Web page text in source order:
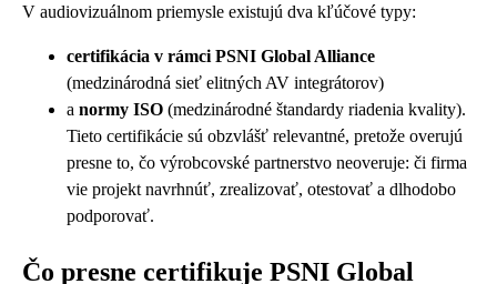
V audiovizuálnom priemysle existujú dva kľúčové typy:
certifikácia v rámci PSNI Global Alliance
(medzinárodná sieť elitných AV integrátorov)
a normy ISO (medzinárodné štandardy riadenia kvality).
Tieto certifikácie sú obzvlášť relevantné, pretože overujú
presne to, čo výrobcovské partnerstvo neoveruje: či firma
vie projekt navrhnúť, zrealizovať, otestovať a dlhodobo
podporovať.
Čo presne certifikuje PSNI Global